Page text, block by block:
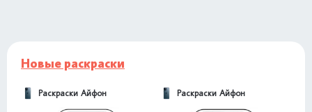
Новые раскраски
Раскраски Айфон Раскраски Айфон